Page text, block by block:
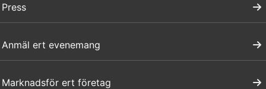
Press
Anmäl ert evenemang
Marknadsför ert företag